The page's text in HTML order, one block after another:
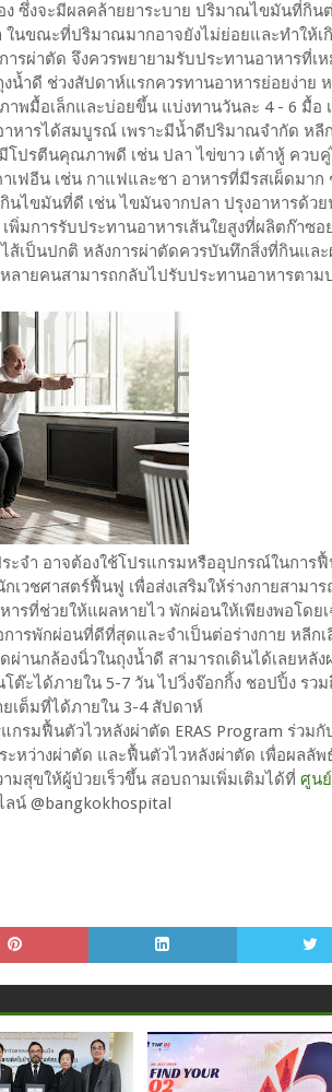
ง ซึ่งจะมีผลคล้ายยาระบาย ปริมาณไขมันที่กิน
นขณะที่ปริมาณมากอาจยังไม่ย่อยและทำให้เ
ารผ่าตัด จึงควรพยายามรับประทานอาหารที่เ
ำดี ช่วงสัปดาห์แรกควรทานอาหารย่อยง่าย
พมื้อเล็กและบ่อยขึ้น แบ่งทานวันละ 4 - 6 มื้อ
ารได้สมบูรณ์ เพราะมีน้ำดีปริมาณจำกัด หลีก
โปรตีนคุณภาพดี เช่น ปลา ไข่ขาว เต้าหู้ ควบ
ฟอีน เช่น กาแฟและชา อาหารที่มีรสเผ็ดมาก
กินไขมันที่ดี เช่น ไขมันจากปลา ปรุงอาหารด้ว
การรับประทานอาหารเส้นใยสูงที่ผลิตก๊าซอ
ส้เป็นปกติ หลังการผ่าตัดควรบันทึกสิ่งที่กินและ
ลายคนสามารถกลับไปรับประทานอาหารตาม
ะจำ อาจต้องใช้โปรแกรมหรืออุปกรณ์ในการ
วชศาสตร์ฟื้นฟู เพื่อส่งเสริมให้ร่างกายสามา
รที่ช่วยให้แผลหายไว พักผ่อนให้เพียงพอโดยเ
รพักผ่อนที่ดีที่สุดและจำเป็นต่อร่างกาย หลีกเ
านกล้องนิ่วในถุงน้ำดี สามารถเดินได้เลยหลัง
ต๊ะได้ภายใน 5-7 วัน ไปวิ่งจ๊อกกิ้ง ชอปปิ้ง รวม
เต็มที่ได้ภายใน 3-4 สัปดาห์
รมฟื้นตัวไวหลังผ่าตัด ERAS Program ร่วมกั
หว่างผ่าตัด และฟื้นตัวไวหลังผ่าตัด เพื่อผลลัพ
สุขให้ผู้ป่วยเร็วขึ้น สอบถามเพิ่มเติมได้ที่ ศูนย์
น์ @bangkokhospital